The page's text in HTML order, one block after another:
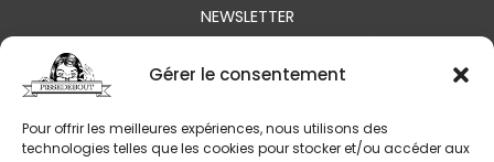
Gérer le consentement
Pour offrir les meilleures expériences, nous utilisons des
technologies telles que les cookies pour stocker et/ou accéder aux
NEWSLETTER
Sois parmi les premier.e.s informé.e.s des
nouveautés, desévénements